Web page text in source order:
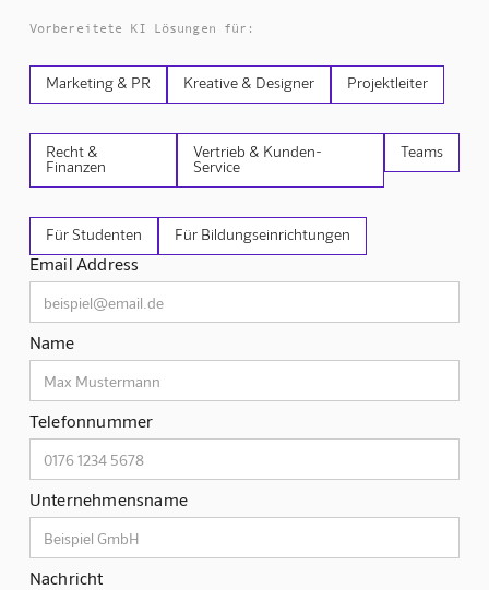
Vorbereitete KI Lösungen für:
Marketing & PR Kreative & Designer Projektleiter
Recht &
Finanzen
Vertrieb & Kunden-
Service
Teams
Für Studenten Für Bildungseinrichtungen
Email Address
Name
Telefonnummer
Unternehmensname
Nachricht